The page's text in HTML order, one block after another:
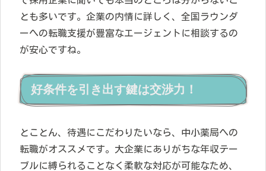
とも多いです。企業の内情に詳しく、全国ラウンダ
ーへの転職支援が豊富なエージェントに相談するの
が安心ですね。
好条件を引き出す鍵は交渉力！
とことん、待遇にこだわりたいなら、中小薬局への
転職がオススメです。大企業にありがちな年収テー
ブルに縛られることなく柔軟な対応が可能なため、